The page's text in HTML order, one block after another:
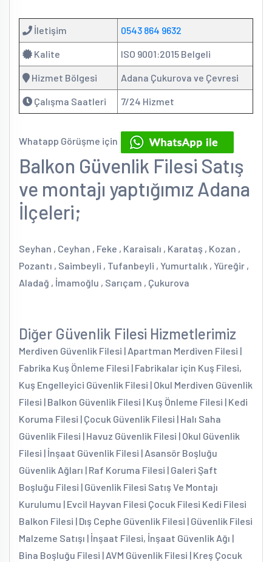
İletişim 0543 864 9632
Kalite ISO 9001:2015 Belgeli
Hizmet Bölgesi Adana Çukurova ve Çevresi
Çalışma Saatleri 7/24 Hizmet
Whatapp Görüşme için
Balkon Güvenlik Filesi Satış
ve montajı yaptığımız Adana
İlçeleri;
Seyhan , Ceyhan , Feke , Karaisalı , Karataş , Kozan ,
Pozantı , Saimbeyli , Tufanbeyli , Yumurtalık , Yüreğir ,
Aladağ , İmamoğlu , Sarıçam , Çukurova
Diğer Güvenlik Filesi Hizmetlerimiz
Merdiven Güvenlik Filesi | Apartman Merdiven Filesi |
Fabrika Kuş Önleme Filesi | Fabrikalar için Kuş Filesi,
Kuş Engelleyici Güvenlik Filesi | Okul Merdiven Güvenlik
Filesi | Balkon Güvenlik Filesi | Kuş Önleme Filesi | Kedi
Koruma Filesi | Çocuk Güvenlik Filesi | Halı Saha
Güvenlik Filesi | Havuz Güvenlik Filesi | Okul Güvenlik
Filesi | İnşaat Güvenlik Filesi | Asansör Boşluğu
Güvenlik Ağları | Raf Koruma Filesi | Galeri Şaft
Boşluğu Filesi | Güvenlik Filesi Satış Ve Montajı
Kurulumu | Evcil Hayvan Filesi Çocuk Filesi Kedi Filesi
Balkon Filesi | Dış Cephe Güvenlik Filesi | Güvenlik Filesi
Malzeme Satışı | İnşaat Filesi, İnşaat Güvenlik Ağı |
Bina Boşluğu Filesi | AVM Güvenlik Filesi | Kreş Çocuk